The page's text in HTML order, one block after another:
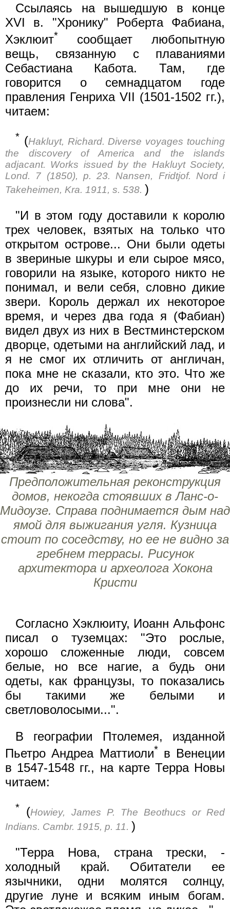
Ссылаясь на вышедшую в конце
XVI в. "Хронику" Роберта Фабиана,
Хэклюит*
сообщает любопытную
вещь, связанную с плаваниями
Себастиана Кабота. Там, где
говорится о семнадцатом годе
правления Генриха VII (1501-1502 гг.),
читаем:
* (Hakluyt, Richard. Diverse voyages touching
the discovery of America and the islands
adjacant. Works issued by the Hakluyt Society,
Lond. 7 (1850), p. 23. Nansen, Fridtjof. Nord i
Takeheimen, Kra. 1911, s. 538. )
"И в этом году доставили к королю
трех человек, взятых на только что
открытом острове... Они были одеты
в звериные шкуры и ели сырое мясо,
говорили на языке, которого никто не
понимал, и вели себя, словно дикие
звери. Король держал их некоторое
время, и через два года я (Фабиан)
видел двух из них в Вестминстерском
дворце, одетыми на английский лад, и
я не смог их отличить от англичан,
пока мне не сказали, кто это. Что же
до их речи, то при мне они не
произнесли ни слова".
Предположительная реконструкция
домов, некогда стоявших в Ланс-о-
Мидоузе. Справа поднимается дым над
ямой для выжигания угля. Кузница
стоит по соседству, но ее не видно за
гребнем террасы. Рисунок
архитектора и археолога Хокона
Кристи
Согласно Хэклюиту, Иоанн Альфонс
писал о туземцах: "Это рослые,
хорошо сложенные люди, совсем
белые, но все нагие, а будь они
одеты, как французы, то показались
бы такими же белыми и
светловолосыми...".
В географии Птолемея, изданной
Пьетро Андреа Маттиоли* в Венеции
в 1547-1548 гг., на карте Терра Новы
читаем:
* (Howiey, James P. The Beothucs or Red
Indians. Cambr. 1915, p. 11. )
"Терра Нова, страна трески, -
холодный край. Обитатели ее
язычники, одни молятся солнцу,
другие луне и всяким иным богам.